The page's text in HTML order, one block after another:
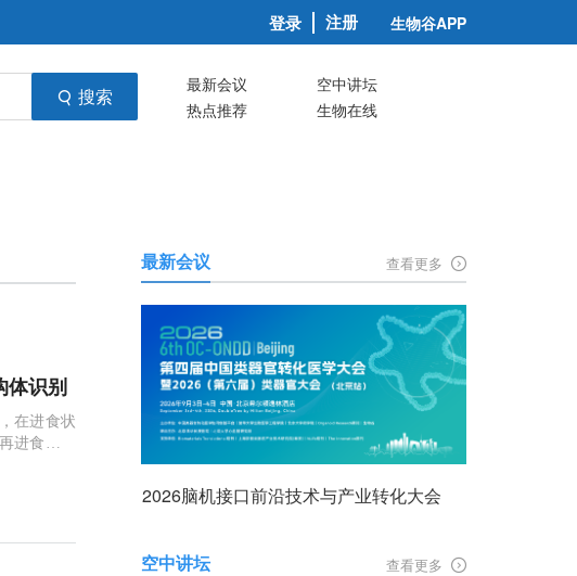
登录 注册 生物谷APP
搜索 最新会议
空中讲坛
热点推荐
生物在线
体识别
在进食状
进食时，
内代谢。
最新会议 查看更多
2026脑机接口前沿技术与产业转化大会
空中讲坛 查看更多